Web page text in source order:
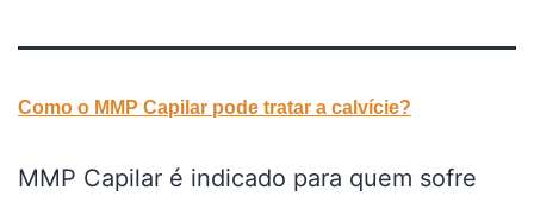
Como o MMP Capilar pode tratar a calvície?
MMP Capilar é indicado para quem sofre